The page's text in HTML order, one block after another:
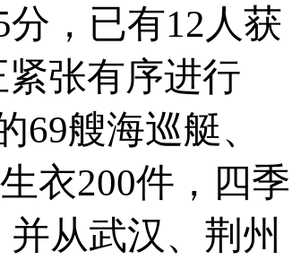
，已有12人获
张有序进行
艘海巡艇、
衣200件，四季
从武汉、荆州